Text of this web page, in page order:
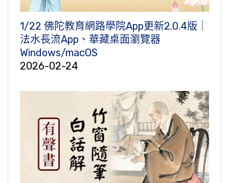
1/22 佛陀教育網路學院App更新2.0.4版｜
法水長流App、華藏桌面瀏覽器
Windows/macOS
2026-02-24